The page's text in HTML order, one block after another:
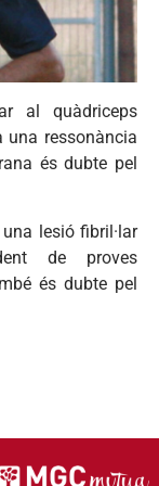
al quàdriceps
una ressonància
és dubte pel
lesió fibril·lar
de proves
és dubte pel